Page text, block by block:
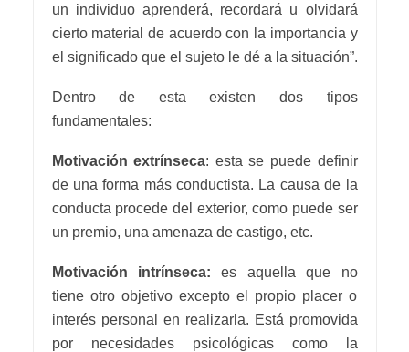
un individuo aprenderá, recordará u olvidará
cierto material de acuerdo con la importancia y
el significado que el sujeto le dé a la situación”.
Dentro de esta existen dos tipos
fundamentales:
Motivación extrínseca: esta se puede definir
de una forma más conductista. La causa de la
conducta procede del exterior, como puede ser
un premio, una amenaza de castigo, etc.
Motivación intrínseca: es aquella que no
tiene otro objetivo excepto el propio placer o
interés personal en realizarla. Está promovida
por necesidades psicológicas como la